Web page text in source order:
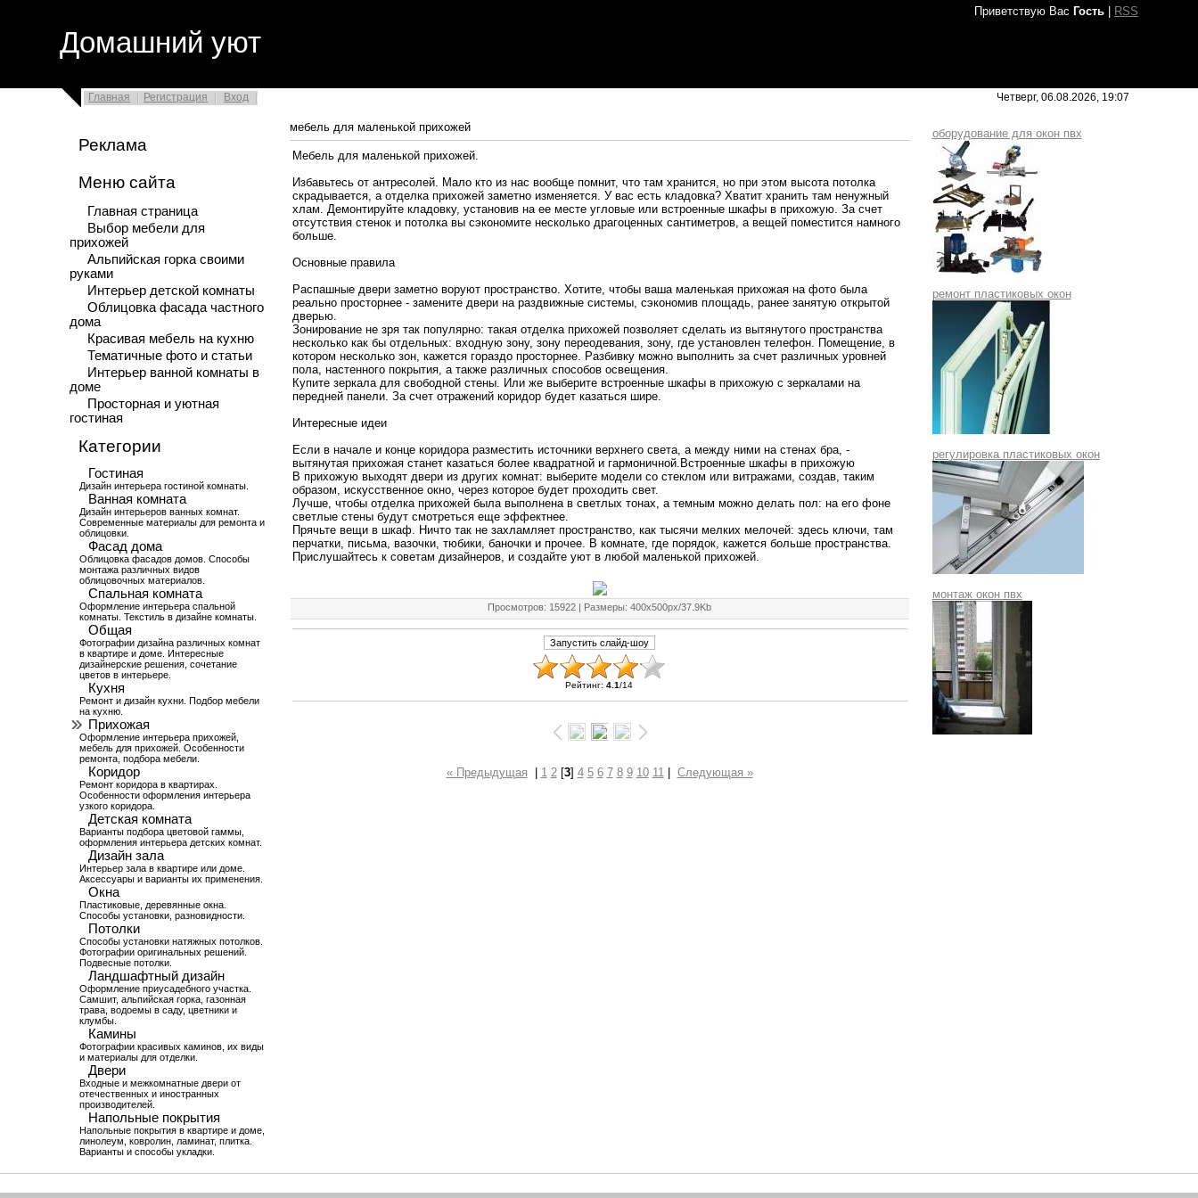
Приветствую Вас Гость| RSS
Домашний уют
Главная Регистрация Вход Четверг, 06.08.2026, 19:07
Реклама
Меню сайта
Главная страница
Выбор мебели для
прихожей
Альпийская горка своими
руками
Интерьер детской комнаты
Облицовка фасада частного
дома
Красивая мебель на кухню
Тематичные фото и статьи
Интерьер ванной комнаты в
доме
Просторная и уютная
гостиная
Категории
Гостиная
Дизайн интерьера гостиной комнаты.
Ванная комната
Дизайн интерьеров ванных комнат.
Современные материалы для ремонта и
облицовки.
Фасад дома
Облицовка фасадов домов. Способы
монтажа различных видов
облицовочных материалов.
Спальная комната
Оформление интерьера спальной
комнаты. Текстиль в дизайне комнаты.
Общая
Фотографии дизайна различных комнат
в квартире и доме. Интересные
дизайнерские решения, сочетание
цветов в интерьере.
Кухня
Ремонт и дизайн кухни. Подбор мебели
на кухню.
Прихожая
Оформление интерьера прихожей,
мебель для прихожей. Особенности
ремонта, подбора мебели.
Коридор
Ремонт коридора в квартирах.
Особенности оформления интерьера
узкого коридора.
Детская комната
Варианты подбора цветовой гаммы,
оформления интерьера детских комнат.
Дизайн зала
Интерьер зала в квартире или доме.
Аксессуары и варианты их применения.
Окна
Пластиковые, деревянные окна.
Способы установки, разновидности.
Потолки
Способы установки натяжных потолков.
Фотографии оригинальных решений.
Подвесные потолки.
Ландшафтный дизайн
Оформление приусадебного участка.
Самшит, альпийская горка, газонная
трава, водоемы в саду, цветники и
клумбы.
Камины
Фотографии красивых каминов, их виды
и материалы для отделки.
Двери
Входные и межкомнатные двери от
отечественных и иностранных
производителей.
Напольные покрытия
Напольные покрытия в квартире и доме,
линолеум, ковролин, ламинат, плитка.
Варианты и способы укладки.
мебель для маленькой прихожей
Мебель для маленькой прихожей.
Избавьтесь от антресолей. Мало кто из нас вообще помнит, что там хранится, но при этом высота потолка
скрадывается, а отделка прихожей заметно изменяется. У вас есть кладовка? Хватит хранить там ненужный
хлам. Демонтируйте кладовку, установив на ее месте угловые или встроенные шкафы в прихожую. За счет
отсутствия стенок и потолка вы сэкономите несколько драгоценных сантиметров, а вещей поместится намного
больше.
Основные правила
Распашные двери заметно воруют пространство. Хотите, чтобы ваша маленькая прихожая на фото была
реально просторнее - замените двери на раздвижные системы, сэкономив площадь, ранее занятую открытой
дверью.
Зонирование не зря так популярно: такая отделка прихожей позволяет сделать из вытянутого пространства
несколько как бы отдельных: входную зону, зону переодевания, зону, где установлен телефон. Помещение, в
котором несколько зон, кажется гораздо просторнее. Разбивку можно выполнить за счет различных уровней
пола, настенного покрытия, а также различных способов освещения.
Купите зеркала для свободной стены. Или же выберите встроенные шкафы в прихожую с зеркалами на
передней панели. За счет отражений коридор будет казаться шире.
Интересные идеи
Если в начале и конце коридора разместить источники верхнего света, а между ними на стенах бра, -
вытянутая прихожая станет казаться более квадратной и гармоничной.Встроенные шкафы в прихожую
В прихожую выходят двери из других комнат: выберите модели со стеклом или витражами, создав, таким
образом, искусственное окно, через которое будет проходить свет.
Лучше, чтобы отделка прихожей была выполнена в светлых тонах, а темным можно делать пол: на его фоне
светлые стены будут смотреться еще эффектнее.
Прячьте вещи в шкаф. Ничто так не захламляет пространство, как тысячи мелких мелочей: здесь ключи, там
перчатки, письма, вазочки, тюбики, баночки и прочее. В комнате, где порядок, кажется больше пространства.
Прислушайтесь к советам дизайнеров, и создайте уют в любой маленькой прихожей.
Просмотров: 15922 | Размеры: 400x500px/37.9Kb
Рейтинг: 4.1/14
« Предыдущая 1 2[3] 4 5 6 7 8 9 10 11| Следующая »
оборудование для окон пвх
ремонт пластиковых окон
регулировка пластиковых окон
монтаж окон пвх